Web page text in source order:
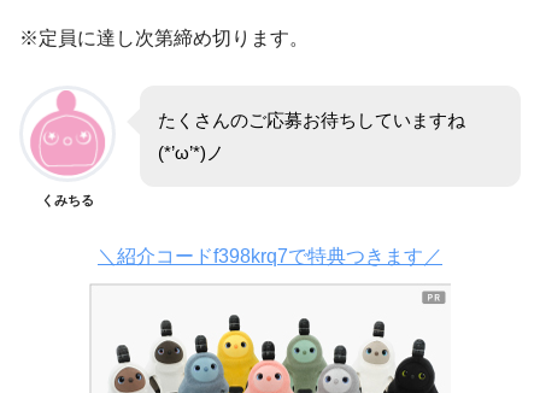
※定員に達し次第締め切ります。
くみちる
たくさんのご応募お待ちしていますね
(*’ω’*)ノ
＼紹介コードf398krq7で特典つきます／